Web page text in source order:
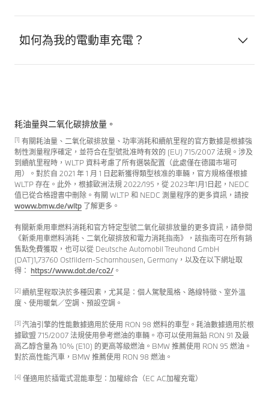
如何為我的電動車充電？
耗油量與二氧化碳排放量。
[1] 有關耗油量、二氧化碳排放量、功率消耗和續航里程的官方數據是根據強
制性測量程序確定，並符合在型號批准時有效的 (EU) 715/2007 法規。涉及
到續航里程時，WLTP 資料考慮了所有選裝配置（此處僅在德國市場可
用）。對於自 2021 年 1 月 1 日起新獲得類型核准的車輛，官方規格僅根據
WLTP 存在。此外，根據歐洲法規 2022/195，從 2023年1月1日起，NEDC
值已從合格證書中刪除。有關 WLTP 和 NEDC 測量程序的更多資訊，請按
woww.bmw.de/wltp 了解更多。
有關新乘用車燃料消耗和官方特定型號二氧化碳排放量的更多資訊，請參閱
《新乘用車燃料消耗、二氧化碳排放和電力消耗指南》，該指南可在所有銷
售點免費獲取，也可以從 Deutsche Automobil Treuhand GmbH
(DAT)1,73760 Ostfildern-Scharnhausen, Germany，以及在以下網址取
得： https://www.dat.de/co2/ 。
[2] 續航里程取決於多種因素，尤其是：個人駕駛風格、路線特徵、室外溫
度、使用暖氣／空調、預設空調。
[3] 汽油引擎的性能數據適用於使用 RON 98 燃料的車型。耗油數據適用於根
據歐盟 715/2007 法規使用參考燃油的車輛。亦可以使用無鉛 RON 91 及最
高乙醇含量為 10% (E10) 的更高等級燃油。BMW 推薦使用 RON 95 燃油。
對於高性能汽車，BMW 推薦使用 RON 98 燃油。
[4] 僅適用於插電式混能車型：加權綜合（EC AC加權充電）